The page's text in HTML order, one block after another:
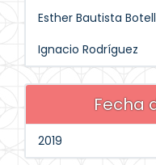
Esther Bautista
Ignacio Rodríguez
Fecha
2019